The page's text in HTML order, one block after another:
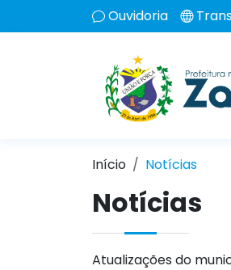
Ouvidoria
Início Notícias
Notícias
Atualizações do